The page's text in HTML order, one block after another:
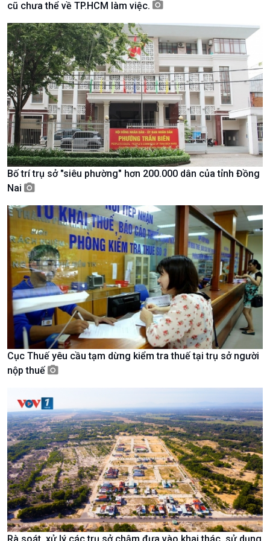
Tài nguyên và Môi trường
Chuyên gia của bạn
Xã hội chuyển động
Bước chân đến trường
khí hậu
Văn hoá & Du lịch
Tin Văn hoá & Du lịch
Chát với người nổi tiếng
Câu chuyện Thể thao
Multimedia
Ảnh
Video
Infographic
E-Magazine
cũ chưa thể về TP.HCM làm việc.
Bố trí trụ sở "siêu phường" hơn 200.000 dân của tỉnh Đồng
Nai
Cục Thuế yêu cầu tạm dừng kiểm tra thuế tại trụ sở người
nộp thuế
Rà soát, xử lý các trụ sở chậm đưa vào khai thác, sử dụng